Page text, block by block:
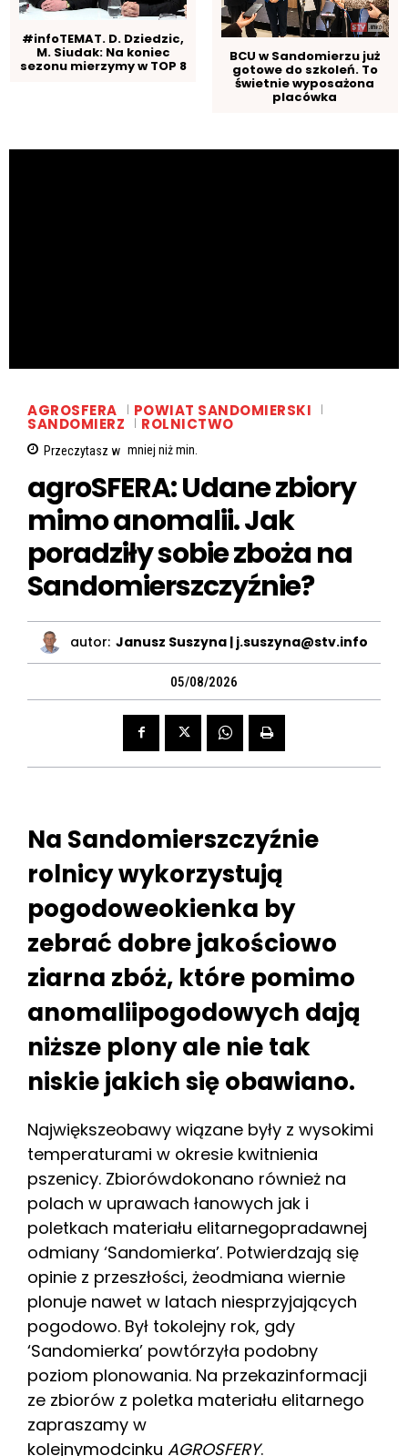
#infoTEMAT. D. Dziedzic,
M. Siudak: Na koniec
sezonu mierzymy w TOP 8
BCU w Sandomierzu już
gotowe do szkoleń. To
świetnie wyposażona
placówka